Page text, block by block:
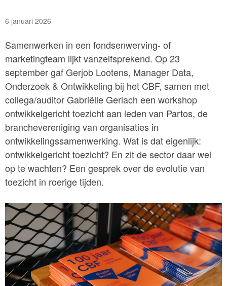
6 januari 2026
Samenwerken in een fondsenwerving- of
marketingteam lijkt vanzelfsprekend. Op 23
september gaf Gerjob Lootens, Manager Data,
Onderzoek & Ontwikkeling bij het CBF, samen met
collega/auditor Gabriëlle Gerlach een workshop
ontwikkelgericht toezicht aan leden van Partos, de
branchevereniging van organisaties in
ontwikkelingssamenwerking. Wat is dat eigenlijk:
ontwikkelgericht toezicht? En zit de sector daar wel
op te wachten? Een gesprek over de evolutie van
toezicht in roerige tijden.